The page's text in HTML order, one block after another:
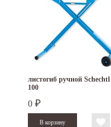
листогиб ручной
100
0 ₽